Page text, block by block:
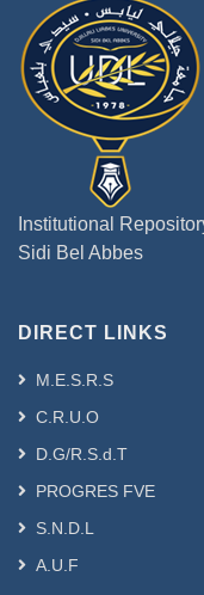
Institutional
Sidi Bel Abbes
DIRECT LINKS
M.E.S.R.S
C.R.U.O
D.G/R.S.d.T
PROGRES FVE
S.N.D.L
A.U.F